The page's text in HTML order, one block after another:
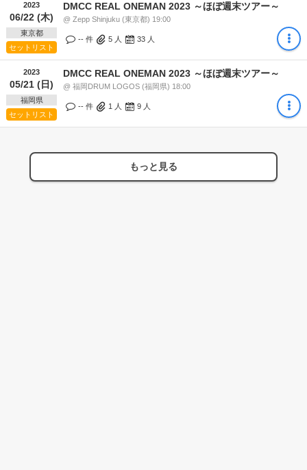
2023
06/22 (木)
東京都
セットリスト
DMCC REAL ONEMAN 2023 ～ほぼ週末ツアー～
@ Zepp Shinjuku (東京都) 19:00
-- 件 5 人 33 人
2023
05/21 (日)
福岡県
セットリスト
DMCC REAL ONEMAN 2023 ～ほぼ週末ツアー～
@ 福岡DRUM LOGOS (福岡県) 18:00
-- 件 1 人 9 人
もっと見る